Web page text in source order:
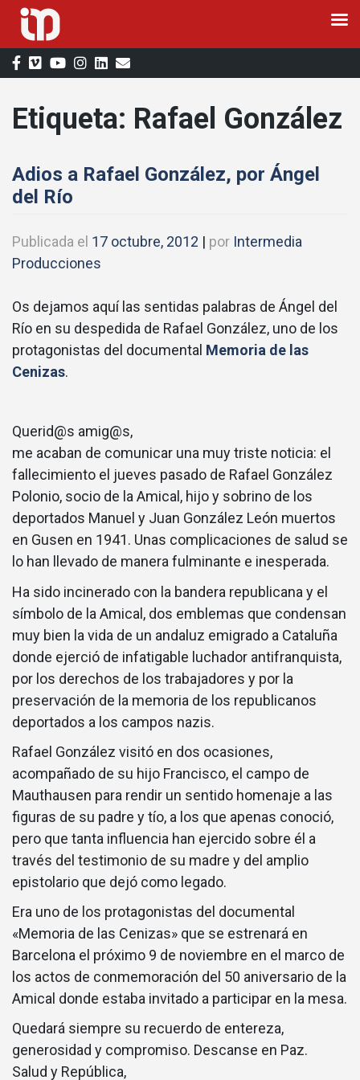
Saltar
al
Etiqueta: Rafael González
Adios a Rafael González, por Ángel
del Río
Publicada el 17 octubre, 2012 | por Intermedia
Producciones
Os dejamos aquí las sentidas palabras de Ángel del
Río en su despedida de Rafael González, uno de los
protagonistas del documental Memoria de las
Cenizas.
Querid@s amig@s,
me acaban de comunicar una muy triste noticia: el
fallecimiento el jueves pasado de Rafael González
Polonio, socio de la Amical, hijo y sobrino de los
deportados Manuel y Juan González León muertos
en Gusen en 1941. Unas complicaciones de salud se
lo han llevado de manera fulminante e inesperada.
Ha sido incinerado con la bandera republicana y el
símbolo de la Amical, dos emblemas que condensan
muy bien la vida de un andaluz emigrado a Cataluña
donde ejerció de infatigable luchador antifranquista,
por los derechos de los trabajadores y por la
preservación de la memoria de los republicanos
deportados a los campos nazis.
Rafael González visitó en dos ocasiones,
acompañado de su hijo Francisco, el campo de
Mauthausen para rendir un sentido homenaje a las
figuras de su padre y tío, a los que apenas conoció,
pero que tanta influencia han ejercido sobre él a
través del testimonio de su madre y del amplio
epistolario que dejó como legado.
Era uno de los protagonistas del documental
«Memoria de las Cenizas» que se estrenará en
Barcelona el próximo 9 de noviembre en el marco de
los actos de conmemoración del 50 aniversario de la
Amical donde estaba invitado a participar en la mesa.
Quedará siempre su recuerdo de entereza,
generosidad y compromiso. Descanse en Paz.
Salud y República,